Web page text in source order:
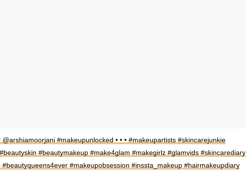
#makeupunlocked • • • #makeupartists #skincarejunkie
#beautymakeup #make4glam #makegirlz #glamvids #skincarediary
#beautyqueens4ever #makeupobsession #inssta_makeup #hairmakeupdiary